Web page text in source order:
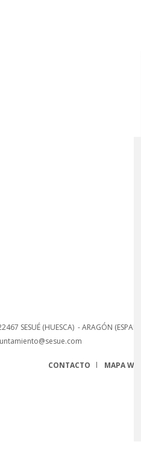
SESUÉ (HUESCA) - ARAGÓN (ESPAÑA)
CONTACTO MAPA WEB